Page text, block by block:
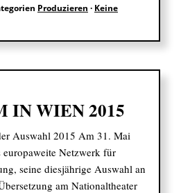
Produzieren · Keine
IN WIEN 2015
Auswahl 2015 Am 31. Mai
Netzwerk für
seine diesjährige Auswahl an
am Nationaltheater